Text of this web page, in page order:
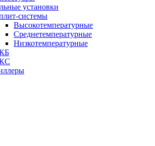
установки
системы
Высокотемпературные
Среднетемпературные
Низкотемпературные